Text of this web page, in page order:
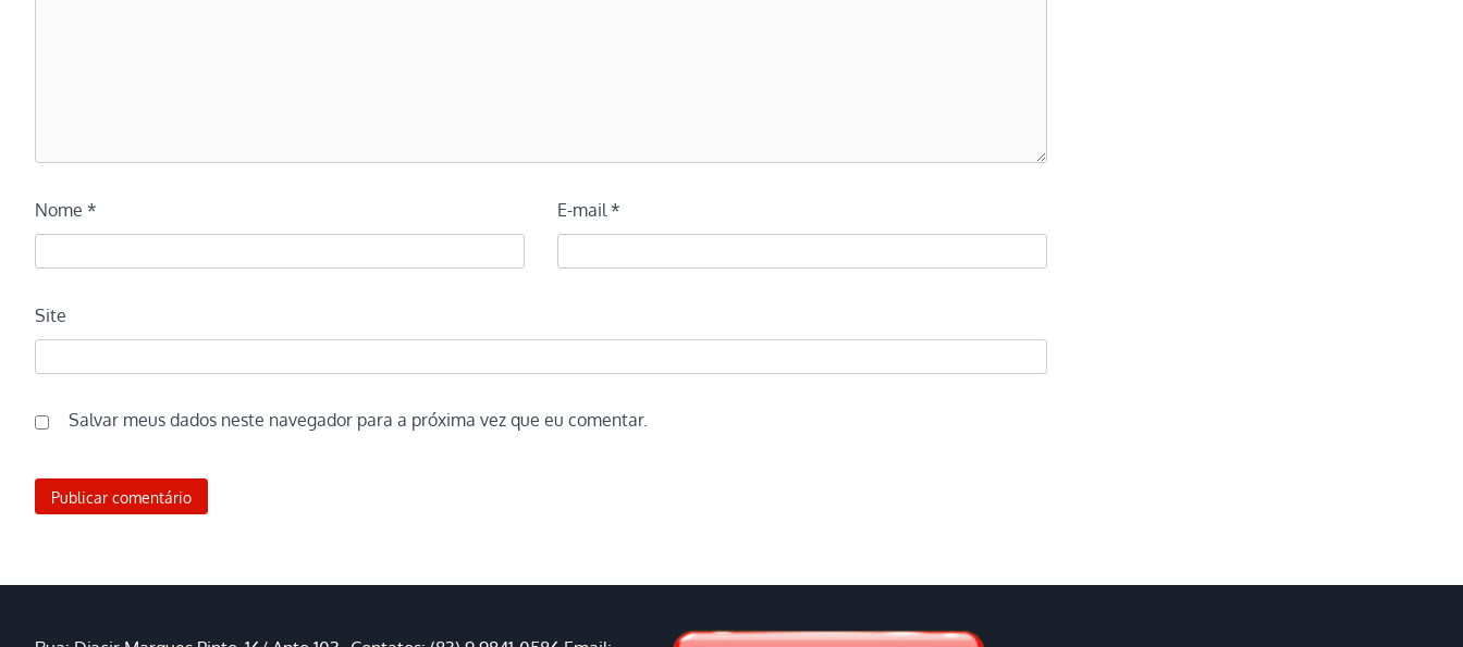
Nome * E-mail*
Site
Salvar meus dados neste navegador para a próxima vez que eu comentar.